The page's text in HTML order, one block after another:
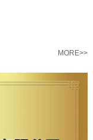
MORE>>